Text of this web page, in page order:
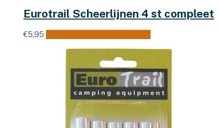
Eurotrail Scheerlijnen 4 st compleet
€5,95